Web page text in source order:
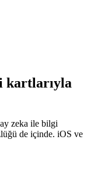
kartlarıyla
zeka ile bilgi
de içinde. iOS ve